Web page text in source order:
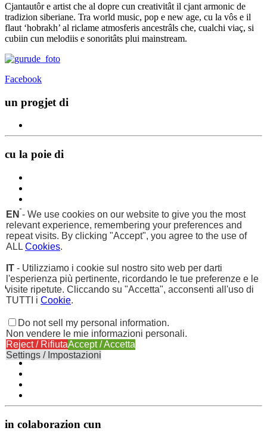
Cjantautôr e artist che al dopre cun creativitât il cjant armonic de
tradizion siberiane. Tra world music, pop e new age, cu la vôs e il
flaut ‘hobrakh’ al riclame atmosferis ancestrâls che, cualchi viaç, si
cubiin cun melodiis e sonoritâts plui mainstream.
Facebook
un progjet di
cu la poie di
cu la poie di
in colaborazion cun
EN - We use cookies on our website to give you the most
relevant experience, remembering your preferences and
repeat visits. By clicking "Accept", you agree to the use of
ALL Cookies.
IT - Utilizziamo i cookie sul nostro sito web per darti
l'esperienza più pertinente, ricordando le tue preferenze e le
visite ripetute. Cliccando su "Accetta", acconsenti all'uso di
TUTTI i Cookie.
Do not sell my personal information.
Non vendere le mie informazioni personali.
Reject / RifiutaAccept / Accetta
Settings / Impostazioni